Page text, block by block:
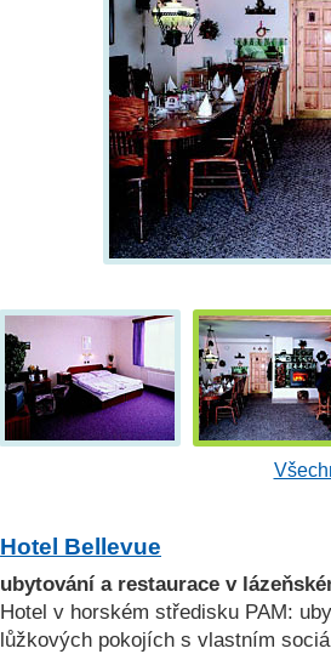
Hotel Bellevue
ubytování a restaurace v
Hotel v horském středisku PAM:
lůžkových pokojích s vlastním